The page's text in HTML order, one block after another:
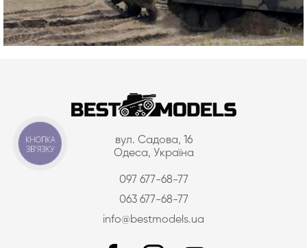
вул. Садова, 16
Одеса, Україна
097 677-68-77
063 677-68-77
info@bestmodels.ua
КНОПКА
ЗВ'ЯЗКУ